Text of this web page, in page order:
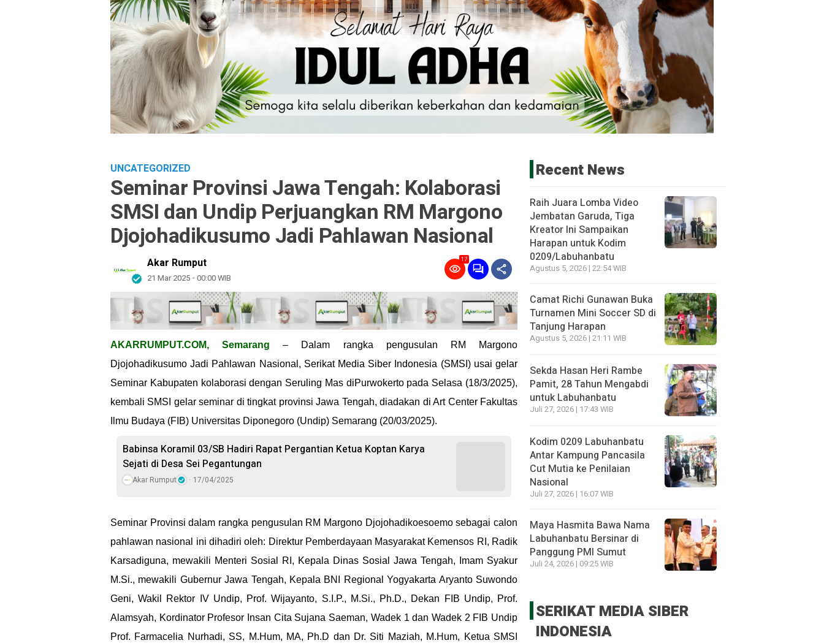
UNCATEGORIZED
Seminar Provinsi Jawa Tengah: Kolaborasi
SMSI dan Undip Perjuangkan RM Margono
Djojohadikusumo Jadi Pahlawan Nasional
Akar Rumput
21 Mar 2025 - 00:00 WIB
17
AKARRUMPUT.COM, Semarang – Dalam rangka pengusulan RM Margono
Djojohadikusumo Jadi Pahlawan Nasional, Serikat Media Siber Indonesia (SMSI) usai gelar
Seminar Kabupaten kolaborasi dengan Seruling Mas diPurwokerto pada Selasa (18/3/2025),
kembali SMSI gelar seminar di tingkat provinsi Jawa Tengah, diadakan di Art Center Fakultas
Ilmu Budaya (FIB) Universitas Diponegoro (Undip) Semarang (20/03/2025).
Babinsa Koramil 03/SB Hadiri Rapat Pergantian Ketua Koptan Karya
Sejati di Desa Sei Pegantungan
Akar Rumput 17/04/2025
Seminar Provinsi dalam rangka pengusulan RM Margono Djojohadikoesoemo sebagai calon
pahlawan nasional ini dihadiri oleh: Direktur Pemberdayaan Masyarakat Kemensos RI, Radik
Karsadiguna, mewakili Menteri Sosial RI, Kepala Dinas Sosial Jawa Tengah, Imam Syakur
M.Si., mewakili Gubernur Jawa Tengah, Kepala BNI Regional Yogyakarta Aryanto Suwondo
Geni, Wakil Rektor IV Undip, Prof. Wijayanto, S.I.P., M.Si., Ph.D., Dekan FIB Undip, Prof.
Alamsyah, Kordinator Profesor Insan Cita Sujana Saeman, Wadek 1 dan Wadek 2 FIB Undip
Prof. Farmacelia Nurhadi, SS, M.Hum, MA, Ph.D dan Dr. Siti Maziah, M.Hum, Ketua SMSI
Recent News
Raih Juara Lomba Video
Jembatan Garuda, Tiga
Kreator Ini Sampaikan
Harapan untuk Kodim
0209/Labuhanbatu
Agustus 5, 2026 | 22:54 WIB
Camat Richi Gunawan Buka
Turnamen Mini Soccer SD di
Tanjung Harapan
Agustus 5, 2026 | 21:11 WIB
Sekda Hasan Heri Rambe
Pamit, 28 Tahun Mengabdi
untuk Labuhanbatu
Juli 27, 2026 | 17:43 WIB
Kodim 0209 Labuhanbatu
Antar Kampung Pancasila
Cut Mutia ke Penilaian
Nasional
Juli 27, 2026 | 16:07 WIB
Maya Hasmita Bawa Nama
Labuhanbatu Bersinar di
Panggung PMI Sumut
Juli 24, 2026 | 09:25 WIB
SERIKAT MEDIA SIBER
INDONESIA